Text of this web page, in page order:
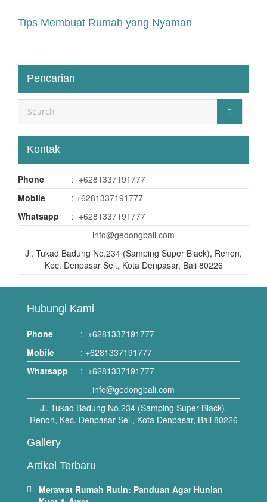
Tips Membuat Rumah yang Nyaman
Pencarian
Kontak
Phone : +6281337191777
Mobile
: +6281337191777
Whatsapp
: +6281337191777
info@gedongbali.com
Jl. Tukad Badung No.234 (Samping Super Black), Renon,
Kec. Denpasar Sel., Kota Denpasar, Bali 80226
Hubungi Kami
Phone : +6281337191777
Mobile
: +6281337191777
Whatsapp
: +6281337191777
info@gedongbali.com
Jl. Tukad Badung No.234 (Samping Super Black),
Renon, Kec. Denpasar Sel., Kota Denpasar, Bali 80226
Gallery
Artikel Terbaru
Merawat Rumah Rutin: Panduan Agar Hunian